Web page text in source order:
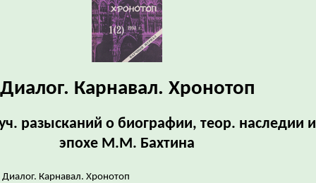
Диалог. Карнавал. Хронотоп
разысканий о биографии, теор. наследии и
эпохе М.М. Бахтина
Диалог. Карнавал. Хронотоп